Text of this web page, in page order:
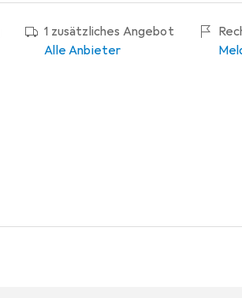
1 zusätzliches Angebot
Alle Anbieter